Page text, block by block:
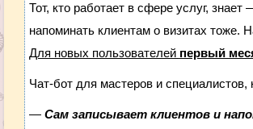
Тот, кто работает в сфере услуг,
напоминать клиентам о визитах
Для новых пользователей первый
Чат-бот для мастеров и
— Сам записывает клиентов и